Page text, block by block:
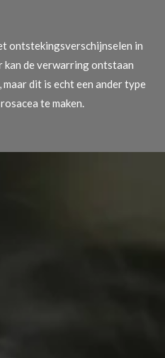
ontstekingsverschijnselen in
kan de verwarring ontstaan
dit is echt een ander type
te maken.